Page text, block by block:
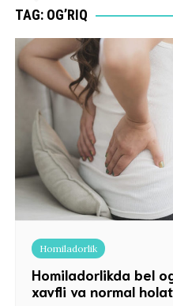
TAG: OG’RIQ
Homiladorlik
Homiladorlikda bel
xavfli va normal